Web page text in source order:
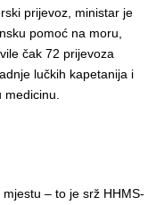
prijevoz, ministar je
pomoć na moru,
čak 72 prijevoza
lučkih kapetanija i
mjestu – to je srž HHMS-